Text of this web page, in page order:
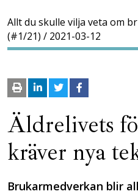
Allt du skulle vilja veta om
(#1/21) / 2021-03-12
Äldrelivets
kräver nya
Brukarmedverkan blir